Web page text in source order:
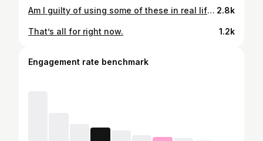
Am I guilty of using some of these in real life? That’s for my clients to know and for you to wonder I hope you think of me the next time you have to hinge 😜 2.8k
That’s all for right now. 1.2k
Engagement rate benchmark